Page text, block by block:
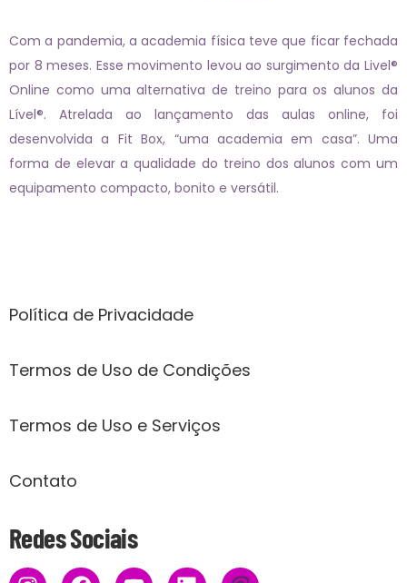
Com a pandemia, a academia física teve que ficar fechada
por 8 meses. Esse movimento levou ao surgimento da Livel®
Online como uma alternativa de treino para os alunos da
Lível®. Atrelada ao lançamento das aulas online, foi
desenvolvida a Fit Box, “uma academia em casa”. Uma
forma de elevar a qualidade do treino dos alunos com um
equipamento compacto, bonito e versátil.
Política de Privacidade
Termos de Uso de Condições
Termos de Uso e Serviços
Contato
Redes Sociais